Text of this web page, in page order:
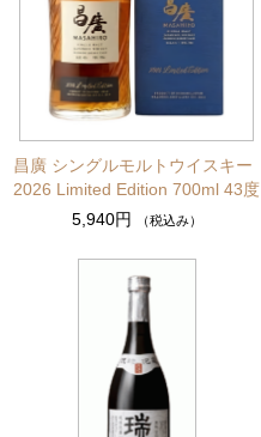
昌廣 シングルモルトウイスキー
2026 Limited Edition 700ml 43度
5,940円
（税込み）